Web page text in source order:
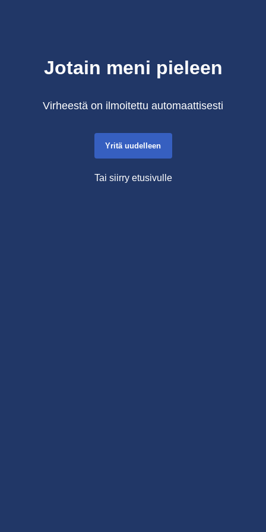
Jotain meni pieleen
Virheestä on ilmoitettu automaattisesti
Yritä uudelleen
Tai siirry etusivulle